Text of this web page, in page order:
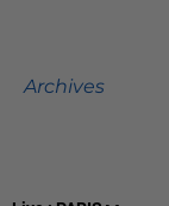
Archives